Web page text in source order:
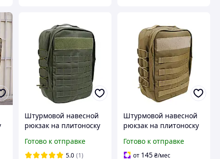
Штурмовой навесной
рюкзак на плитоноску
тактический
однодневный рюкзак
Готово к отправке
5.0 (1)
Штурмовой навесной
рюкзак на плитоноску
тактический
однодневный рюкзак
Готово к отправке
от 145₴/мес